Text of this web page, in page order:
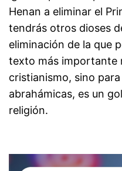
Henan a eliminar el
tendrás otros dioses
eliminación de la que
texto más importante
cristianismo, sino
abrahámicas, es un
religión.